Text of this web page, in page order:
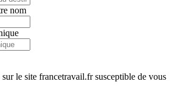
nom
le site francetravail.fr susceptible de vous